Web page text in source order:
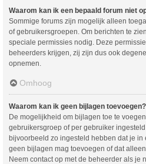
Waarom kan ik een bepaald forum niet
Sommige forums zijn mogelijk alleen
of gebruikersgroepen. Om berichten te
speciale permissies nodig. Deze
beheerders krijgen, zij zijn dus ook
opnemen.
Omhoog
Waarom kan ik geen bijlagen toevoegen?
De mogelijkheid om bijlagen toe te
gebruikersgroep of per gebruiker
bijvoorbeeld zo ingesteld hebben dat je in
geen bijlagen mag toevoegen of dat
Neem contact op met de beheerder als je